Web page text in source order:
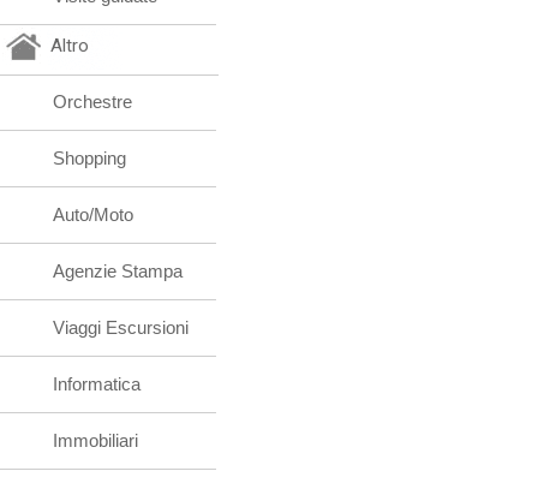
Altro
Orchestre
Shopping
Auto/Moto
Agenzie Stampa
Viaggi Escursioni
Informatica
Immobiliari